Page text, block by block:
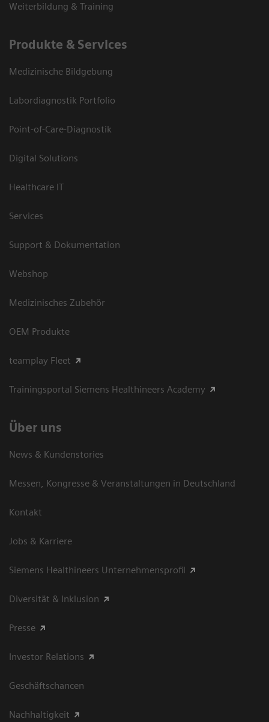
Weiterbildung & Training
Produkte & Services
Medizinische Bildgebung
Labordiagnostik Portfolio
Point-of-Care-Diagnostik
Digital Solutions
Healthcare IT
Services
Support & Dokumentation
Webshop
Medizinisches Zubehör
OEM Produkte
teamplay Fleet
Trainingsportal Siemens Healthineers Academy
Über uns
News & Kundenstories
Messen, Kongresse & Veranstaltungen in Deutschland
Kontakt
Jobs & Karriere
Siemens Healthineers Unternehmensprofil
Diversität & Inklusion
Presse
Investor Relations
Geschäftschancen
Nachhaltigkeit